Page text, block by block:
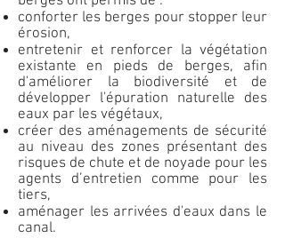
conforter les berges pour stopper leur
érosion,
entretenir et renforcer la végétation
existante en pieds de berges, afin
d'améliorer la biodiversité et de
développer l'épuration naturelle des
eaux par les végétaux,
créer des aménagements de sécurité
au niveau des zones présentant des
risques de chute et de noyade pour les
agents d’entretien comme pour les
tiers,
aménager les arrivées d'eaux dans le
canal.